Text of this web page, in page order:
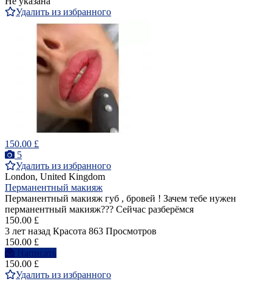
Удалить из избранного
150.00 £
5
Удалить из избранного
London, United Kingdom
Перманентный макияж
Перманентный макияж губ , бровей ! Зачем тебе нужен
перманентный макияж??? Сейчас разберёмся
150.00 £
3 лет назад Красота 863 Просмотров
150.00 £
Написать
150.00 £
Удалить из избранного